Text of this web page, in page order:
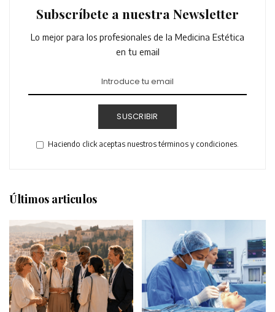
Subscríbete a nuestra Newsletter
Lo mejor para los profesionales de la Medicina Estética
en tu email
SUSCRIBIR
Haciendo click aceptas nuestros términos y condiciones.
Últimos articulos